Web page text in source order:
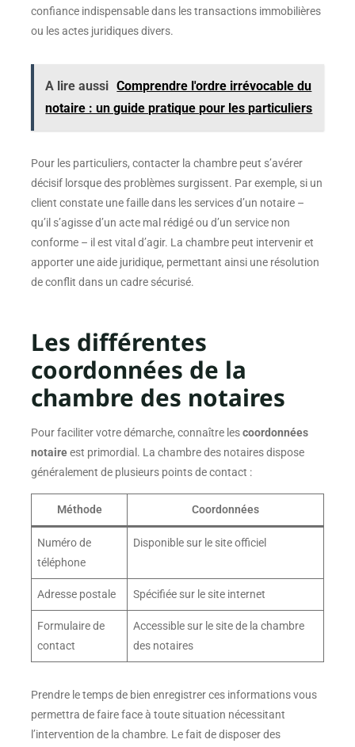
confiance indispensable dans les transactions immobilières
ou les actes juridiques divers.
A lire aussi Comprendre l'ordre irrévocable du
notaire : un guide pratique pour les particuliers
Pour les particuliers, contacter la chambre peut s’avérer
décisif lorsque des problèmes surgissent. Par exemple, si un
client constate une faille dans les services d’un notaire –
qu’il s’agisse d’un acte mal rédigé ou d’un service non
conforme – il est vital d’agir. La chambre peut intervenir et
apporter une aide juridique, permettant ainsi une résolution
de conflit dans un cadre sécurisé.
Les différentes
coordonnées de la
chambre des notaires
Pour faciliter votre démarche, connaître lescoordonnées
notaireest primordial. La chambre des notaires dispose
généralement de plusieurs points de contact :
Méthode Coordonnées
Numéro de
téléphone
Disponible sur le site officiel
Adresse postale Spécifiée sur le site internet
Formulaire de
contact
Accessible sur le site de la chambre
des notaires
Prendre le temps de bien enregistrer ces informations vous
permettra de faire face à toute situation nécessitant
l’intervention de la chambre. Le fait de disposer des